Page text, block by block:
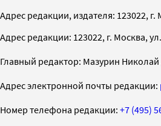
Адрес редакции, издателя: 123022, г.
Адрес редакции: 123022, г. Москва,
Главный редактор: Мазурин
Адрес электронной почты редакции:
Номер телефона редакции: +7 (495)